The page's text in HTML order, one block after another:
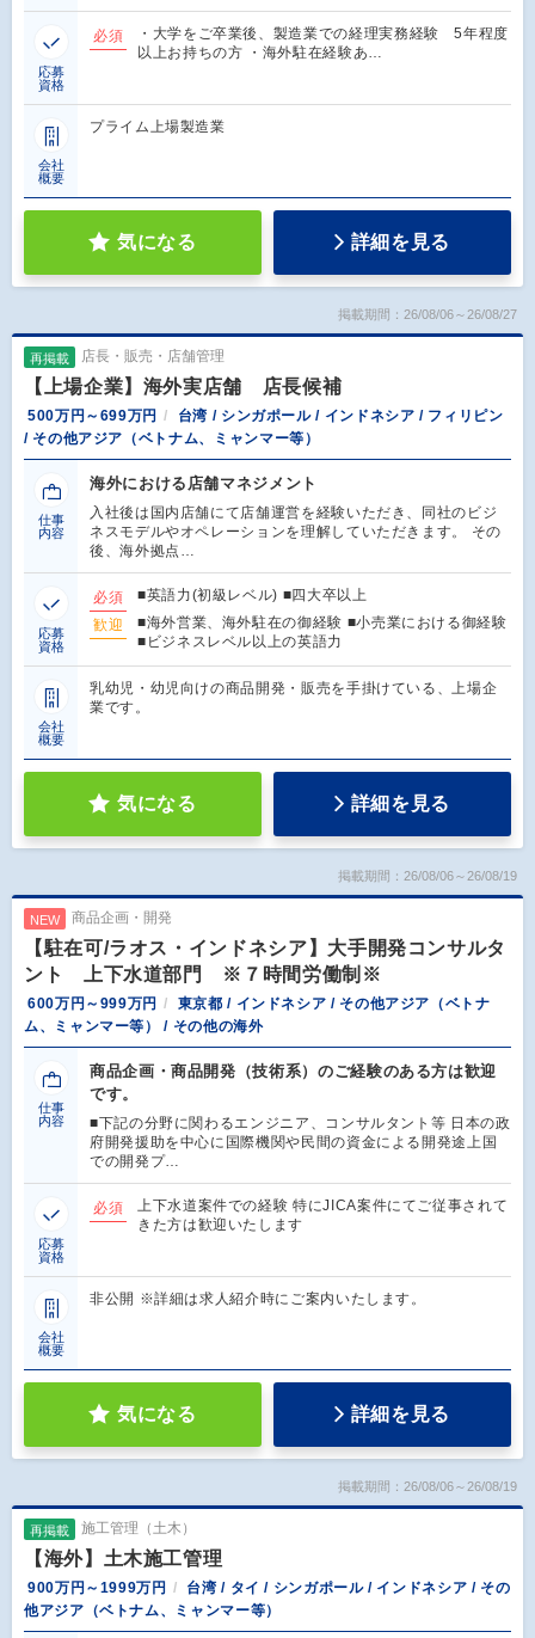
応募
資格
必須
・大学をご卒業後、製造業での経理実務経験 5年程度
以上お持ちの方 ・海外駐在経験あ…
会社
概要
プライム上場製造業
気になる 詳細を見る
掲載期間：26/08/06～26/08/27
再掲載 店長・販売・店舗管理
【上場企業】海外実店舗 店長候補
500万円～699万円
台湾 / シンガポール / インドネシア / フィリピン
/ その他アジア（ベトナム、ミャンマー等）
仕事
内容
海外における店舗マネジメント
入社後は国内店舗にて店舗運営を経験いただき、同社のビジ
ネスモデルやオペレーションを理解していただきます。 その
後、海外拠点…
応募
資格
必須
■英語力(初級レベル) ■四大卒以上
歓迎
■海外営業、海外駐在の御経験 ■小売業における御経験
■ビジネスレベル以上の英語力
会社
概要
乳幼児・幼児向けの商品開発・販売を手掛けている、上場企
業です。
気になる 詳細を見る
掲載期間：26/08/06～26/08/19
NEW 商品企画・開発
【駐在可/ラオス・インドネシア】大手開発コンサルタ
ント 上下水道部門 ※７時間労働制※
600万円～999万円
東京都 / インドネシア / その他アジア（ベトナ
ム、ミャンマー等） / その他の海外
仕事
内容
商品企画・商品開発（技術系）のご経験のある方は歓迎
です。
■下記の分野に関わるエンジニア、コンサルタント等 日本の政
府開発援助を中心に国際機関や民間の資金による開発途上国
での開発プ…
応募
資格
必須
上下水道案件での経験 特にJICA案件にてご従事されて
きた方は歓迎いたします
会社
概要
非公開 ※詳細は求人紹介時にご案内いたします。
気になる 詳細を見る
掲載期間：26/08/06～26/08/19
再掲載 施工管理（土木）
【海外】土木施工管理
900万円～1999万円
台湾 / タイ / シンガポール / インドネシア / その
他アジア（ベトナム、ミャンマー等）